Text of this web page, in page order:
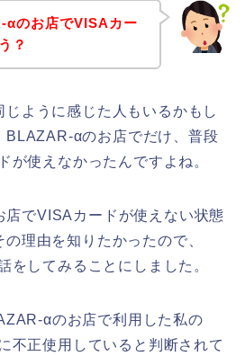
αのお店でVISAカー
？
じように感じた人もいるかもし
BLAZAR-αのお店でだけ、普段
が使えなかったんですよね。
でVISAカードが使えない状態
理由を知りたかったので、
をしてみることにしました。
αのお店で利用した私の
不正使用していると判断されて